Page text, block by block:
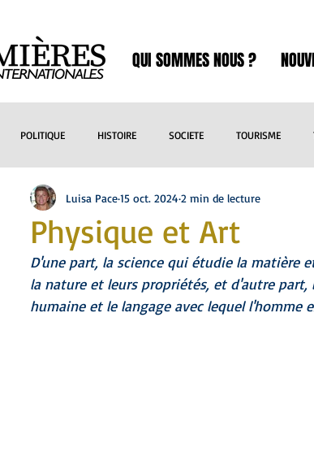
QUI SOMMES NOUS ?
POLITIQUE HISTOIRE SOCIETE TOURISME
MEDIAS MUSIQUE ART SCIENCE
NATURE ARCHITECTURE BANDE DESSINEE
Physique et Art
Luisa Pace15 oct. 2024 2 min de lecture
D'une part, la science qui étudie la matière
la nature et leurs propriétés, et d'autre
humaine et le langage avec lequel